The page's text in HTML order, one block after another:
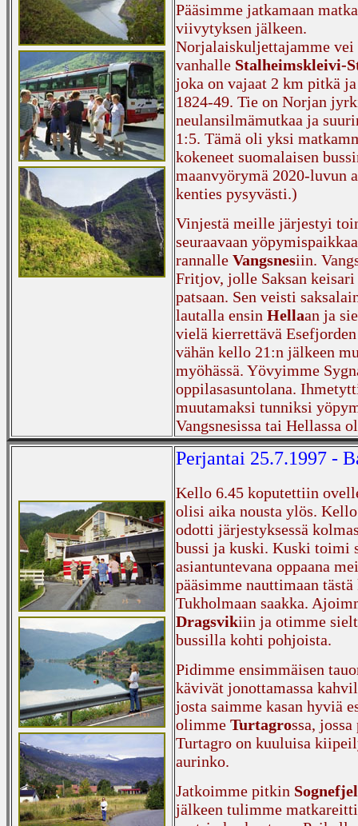
Pääsimme jatkamaan
viivytyksen jälkeen.
Norjalaiskuljettajamme vei
vanhalle Stalheimskleivi-
joka on vajaat 2 km pitkä
1824-49. Tie on Norjan
neulansilmämutkaa ja
1:5. Tämä oli yksi
kokeneet suomalaisen
maanvyörymä 2020-luvun
kenties pysyvästi.)
Vinjestä meille järjestyi
seuraavaan
rannalle Vangsnesiin.
Fritjov, jolle Saksan
patsaan. Sen veisti
lautalla ensin Hellaan ja
vielä kierrettävä
vähän kello 21:n jälkeen
myöhässä. Yövyimme
oppilasasuntolana.
muutamaksi tunniksi
Vangsnesissa tai Hellassa
Perjantai 25.7.1997 -
Kello 6.45 koputettiin
olisi aika nousta ylös.
odotti järjestyksessä
bussi ja kuski. Kuski toimi
asiantuntevana oppaana
pääsimme nauttimaan
Tukholmaan saakka.
Dragsvikiin ja otimme
bussilla kohti pohjoista.
Pidimme ensimmäisen
kävivät jonottamassa
josta saimme kasan hyviä
olimme Turtagrossa,
Turtagro on kuuluisa
aurinko.
Jatkoimme pitkin
jälkeen tulimme